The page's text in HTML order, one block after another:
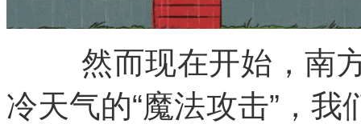
然而现在开始，南方
冷天气的“魔法攻击”，